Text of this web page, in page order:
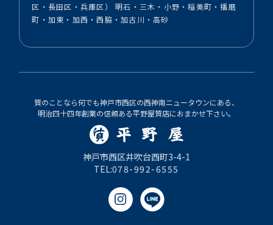
区・長田区・兵庫区） 明石・三木・小野・稲美町・播磨
町・加東・加西・西脇・加古川・高砂
質のことなら何でも神戸市西区の西神南ニュータウンにある、
明治四十四年創業の信頼ある平野屋質店におまかせ下さい。
神戸市西区井吹台西町3-4-1
TEL:078-992-6555